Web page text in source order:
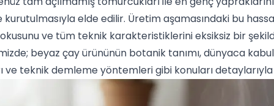
elde edilir. Üretim aşamasındaki bu
ve tüm teknik karakteristiklerini eksiksiz bir
beyaz çayürününün botanik tanımı, dünyaca
ve teknik demleme yöntemleri gibi konuları detaylarıyla